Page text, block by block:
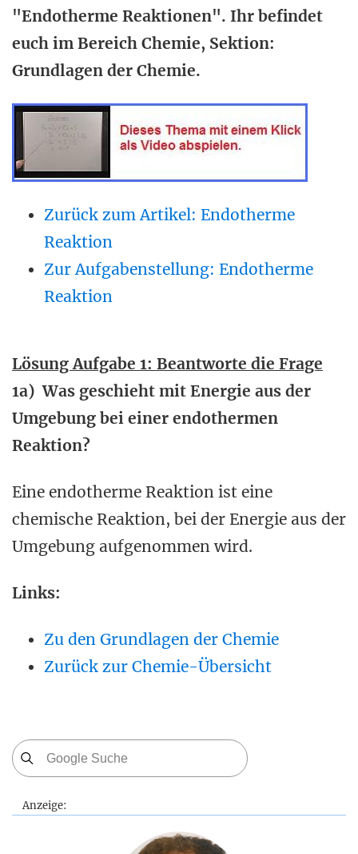
"Endotherme Reaktionen". Ihr befindet
euch im Bereich Chemie, Sektion:
Grundlagen der Chemie.
Zurück zum Artikel: Endotherme
Reaktion
Zur Aufgabenstellung: Endotherme
Reaktion
Lösung Aufgabe 1: Beantworte die Frage
1a) Was geschieht mit Energie aus der
Umgebung bei einer endothermen
Reaktion?
Eine endotherme Reaktion ist eine
chemische Reaktion, bei der Energie aus der
Umgebung aufgenommen wird.
Links:
Zu den Grundlagen der Chemie
Zurück zur Chemie-Übersicht
Anzeige: